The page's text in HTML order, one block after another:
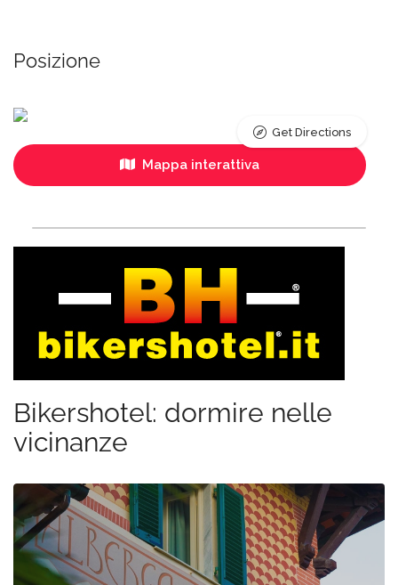
Posizione
Mappa interattiva
Get Directions
Bikershotel: dormire nelle
vicinanze